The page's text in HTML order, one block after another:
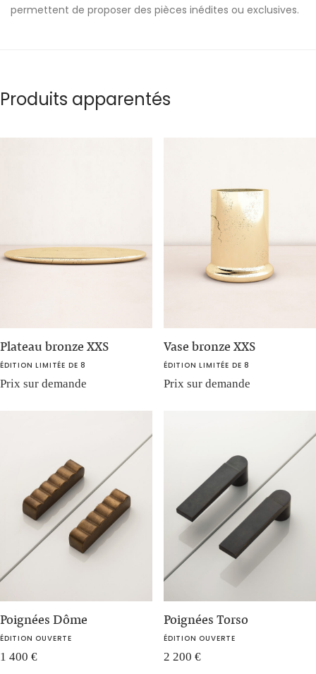
permettent de proposer des pièces inédites ou exclusives.
Produits apparentés
Plateau bronze XXS
ÉDITION LIMITÉE DE 8
Prix sur demande
Vase bronze XXS
ÉDITION LIMITÉE DE 8
Prix sur demande
Poignées Dôme
ÉDITION OUVERTE
1 400 €
Poignées Torso
ÉDITION OUVERTE
2 200 €